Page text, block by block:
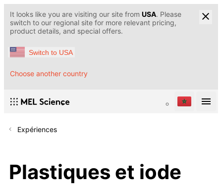
It looks like you are visiting our site from USA. Please
switch to our regional site for more relevant pricing,
product details, and special offers.
Switch to USA
Choose another country
Expériences
Plastiques et iode